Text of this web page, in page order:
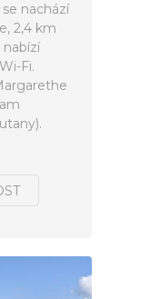
nachází
2,4 km
nabízí
Fi.